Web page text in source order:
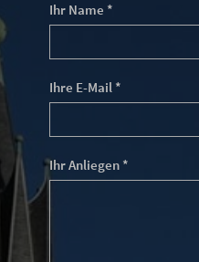
Ihr Name *
Ihre E-Mail *
Ihr Anliegen *